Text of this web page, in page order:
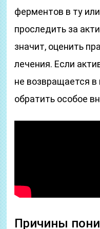
ферментов в ту
проследить за
значит, оценить
лечения. Если
не возвращается в
обратить особое
Причины